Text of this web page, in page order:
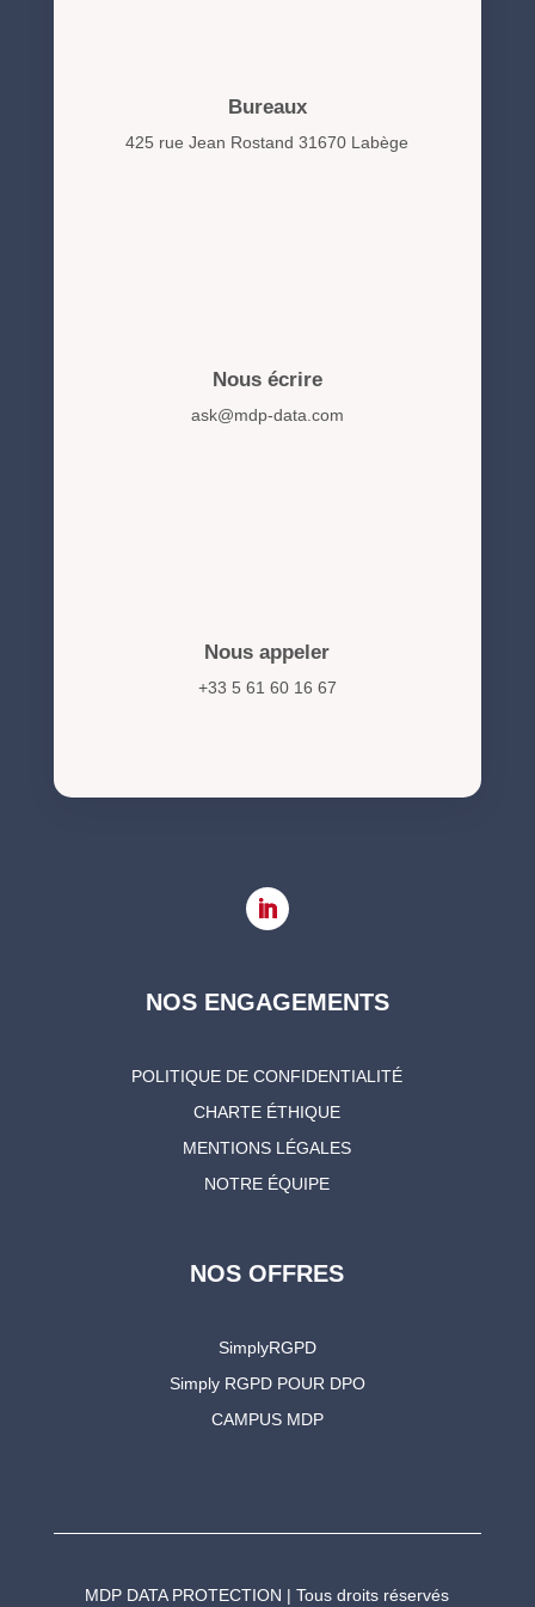
Bureaux
425 rue Jean Rostand 31670 Labège
Nous écrire
ask@mdp-data.com
Nous appeler
+33 5 61 60 16 67
NOS ENGAGEMENTS
POLITIQUE DE CONFIDENTIALITÉ
CHARTE ÉTHIQUE
MENTIONS LÉGALES
NOTRE ÉQUIPE
NOS OFFRES
SimplyRGPD
Simply RGPD POUR DPO
CAMPUS MDP
MDP DATA PROTECTION | Tous droits réservés